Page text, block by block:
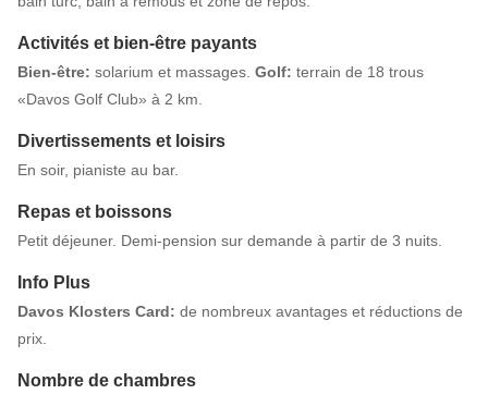
Activités et bien-être payants
Bien-être: solarium et massages. Golf: terrain de 18 trous
«Davos Golf Club» à 2 km.
Divertissements et loisirs
En soir, pianiste au bar.
Repas et boissons
Petit déjeuner. Demi-pension sur demande à partir de 3 nuits.
Info Plus
Davos Klosters Card: de nombreux avantages et réductions de
prix.
Nombre de chambres